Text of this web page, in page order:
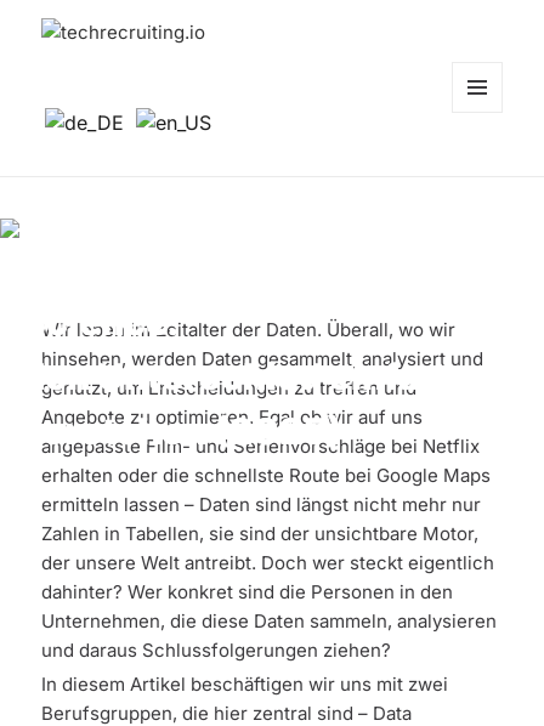
Science:
den Unterschied einfach
verstehen (2025)
Wir leben im Zeitalter der Daten. Überall, wo wir
hinsehen, werden Daten gesammelt, analysiert und
genutzt, um Entscheidungen zu treffen und
Angebote zu optimieren. Egal ob wir auf uns
angepasste Film- und Serienvorschläge bei Netflix
erhalten oder die schnellste Route bei Google Maps
ermitteln lassen – Daten sind längst nicht mehr nur
Zahlen in Tabellen, sie sind der unsichtbare Motor,
der unsere Welt antreibt. Doch wer steckt eigentlich
dahinter? Wer konkret sind die Personen in den
Unternehmen, die diese Daten sammeln, analysieren
und daraus Schlussfolgerungen ziehen?
In diesem Artikel beschäftigen wir uns mit zwei
Berufsgruppen, die hier zentral sind – Data